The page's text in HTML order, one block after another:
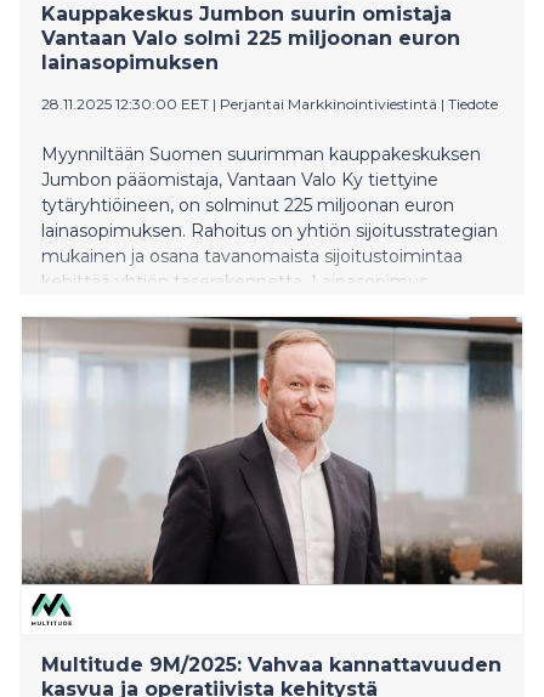
Kauppakeskus Jumbon suurin omistaja
Vantaan Valo solmi 225 miljoonan euron
lainasopimuksen
28.11.2025 12:30:00 EET | Perjantai Markkinointiviestintä | Tiedote
Myynniltään Suomen suurimman kauppakeskuksen
Jumbon pääomistaja, Vantaan Valo Ky tiettyine
tytäryhtiöineen, on solminut 225 miljoonan euron
lainasopimuksen. Rahoitus on yhtiön sijoitusstrategian
mukainen ja osana tavanomaista sijoitustoimintaa
kehittää yhtiön taserakennetta. Lainasopimus
Multitude 9M/2025: Vahvaa kannattavuuden
kasvua ja operatiivista kehitystä